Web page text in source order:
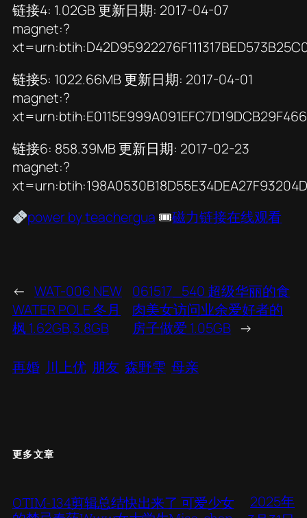
链接4: 1.02GB 更新日期: 2017-04-07
magnet:?
链接5: 1022.66MB 更新日期: 2017-04-01
magnet:?
链接6: 858.39MB 更新日期: 2017-02-23
magnet:?
power by teachergua 🎟磁力链接在线观看
← WAT-006 NEW
WATER POLE 冬月
枫 1.62GB,3.8GB
061517_540 超级华丽的食
肉美女访问业余爱好者的
房子做爱 1.05GB →
再婚 川上优 朋友 森野雫 母亲
更多文章
OTIM-134剪辑总结快出来了 可爱少女
2025年